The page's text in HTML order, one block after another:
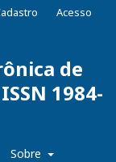
de
1984-
Sobre
Acesso